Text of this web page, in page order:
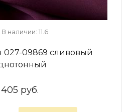
В наличии: 11.6
09869 сливовый
405 руб.